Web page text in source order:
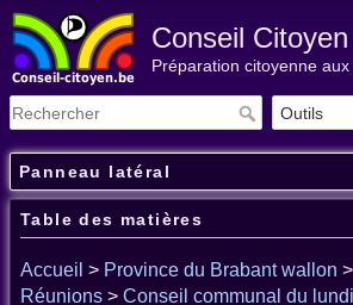
Conseil Citoyen
Préparation citoyenne
Panneau latéral
Table des matières
Accueil > Province du Brabant wallon >
Réunions > Conseil communal du